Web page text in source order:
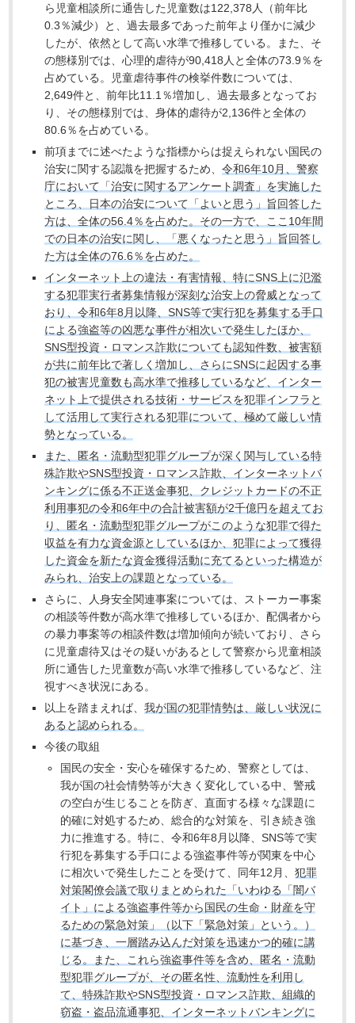
ら児童相談所に通告した児童数は122,378人（前年比
0.3％減少）と、過去最多であった前年より僅かに減少
したが、依然として高い水準で推移している。また、そ
の態様別では、心理的虐待が90,418人と全体の73.9％を
占めている。児童虐待事件の検挙件数については、
2,649件と、前年比11.1％増加し、過去最多となってお
り、その態様別では、身体的虐待が2,136件と全体の
80.6％を占めている。
前項までに述べたような指標からは捉えられない国民の
治安に関する認識を把握するため、令和6年10月、警察
庁において「治安に関するアンケート調査」を実施した
ところ、日本の治安について「よいと思う」旨回答した
方は、全体の56.4％を占めた。その一方で、ここ10年間
での日本の治安に関し、「悪くなったと思う」旨回答し
た方は全体の76.6％を占めた。
インターネット上の違法・有害情報、特にSNS上に氾濫
する犯罪実行者募集情報が深刻な治安上の脅威となって
おり、令和6年8月以降、SNS等で実行犯を募集する手口
による強盗等の凶悪な事件が相次いで発生したほか、
SNS型投資・ロマンス詐欺についても認知件数、被害額
が共に前年比で著しく増加し、さらにSNSに起因する事
犯の被害児童数も高水準で推移しているなど、インター
ネット上で提供される技術・サービスを犯罪インフラと
して活用して実行される犯罪について、極めて厳しい情
勢となっている。
また、匿名・流動型犯罪グループが深く関与している特
殊詐欺やSNS型投資・ロマンス詐欺、インターネットバ
ンキングに係る不正送金事犯、クレジットカードの不正
利用事犯の令和6年中の合計被害額が2千億円を超えてお
り、匿名・流動型犯罪グループがこのような犯罪で得た
収益を有力な資金源としているほか、犯罪によって獲得
した資金を新たな資金獲得活動に充てるといった構造が
みられ、治安上の課題となっている。
さらに、人身安全関連事案については、ストーカー事案
の相談等件数が高水準で推移しているほか、配偶者から
の暴力事案等の相談件数は増加傾向が続いており、さら
に児童虐待又はその疑いがあるとして警察から児童相談
所に通告した児童数が高い水準で推移しているなど、注
視すべき状況にある。
以上を踏まえれば、我が国の犯罪情勢は、厳しい状況に
あると認められる。
今後の取組
国民の安全・安心を確保するため、警察としては、
我が国の社会情勢等が大きく変化している中、警戒
の空白が生じることを防ぎ、直面する様々な課題に
的確に対処するため、総合的な対策を、引き続き強
力に推進する。特に、令和6年8月以降、SNS等で実
行犯を募集する手口による強盗事件等が関東を中心
に相次いで発生したことを受けて、同年12月、犯罪
対策閣僚会議で取りまとめられた「いわゆる「闇バ
イト」による強盗事件等から国民の生命・財産を守
るための緊急対策」（以下「緊急対策」という。）
に基づき、一層踏み込んだ対策を迅速かつ的確に講
じる。また、これら強盗事件等を含め、匿名・流動
型犯罪グループが、その匿名性、流動性を利用し
て、特殊詐欺やSNS型投資・ロマンス詐欺、組織的
窃盗・盗品流通事犯、インターネットバンキングに